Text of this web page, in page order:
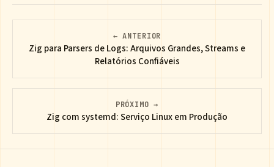
← ANTERIOR
Zig para Parsers de Logs: Arquivos Grandes, Streams e
Relatórios Confiáveis
PRÓXIMO →
Zig com systemd: Serviço Linux em Produção